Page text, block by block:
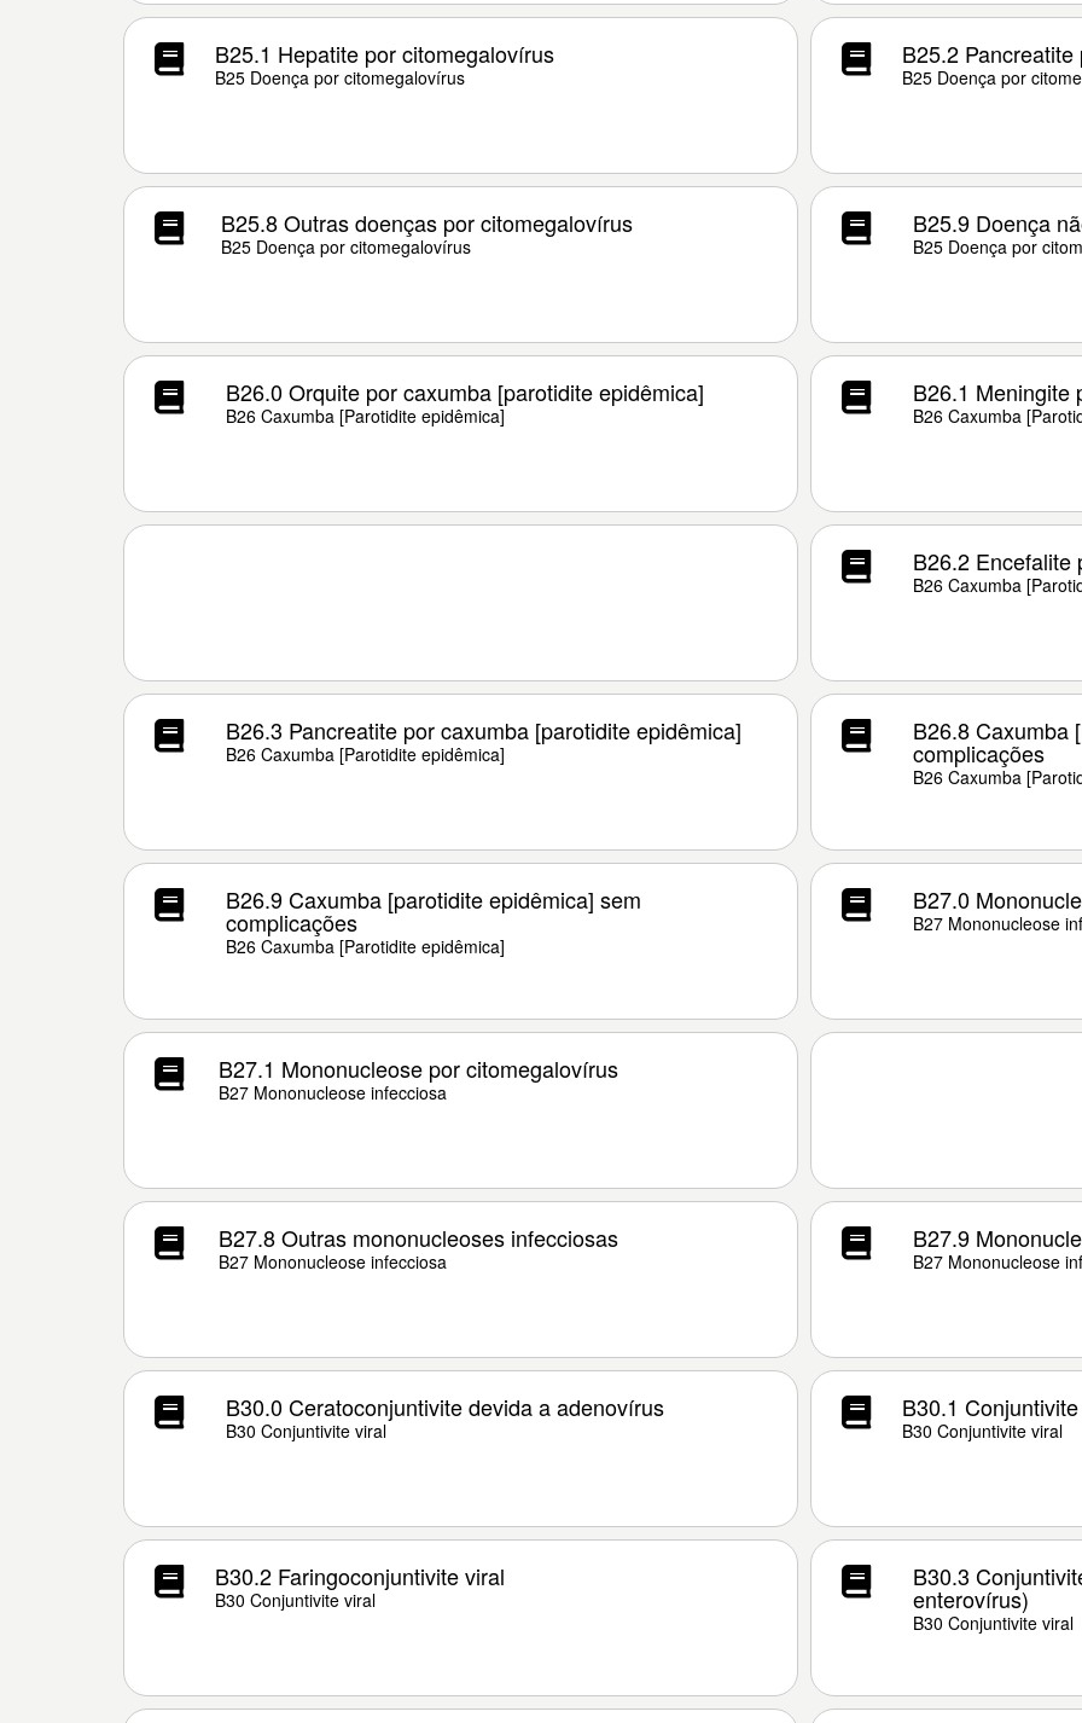
B25.1 Hepatite por citomegalovírus
B25 Doença por citomegalovírus
B25.2
B25 Doença por
B25.8 Outras doenças por citomegalovírus
B25 Doença por citomegalovírus
B25.9 Doença
B25 Doença por
B26.0 Orquite por caxumba [parotidite epidêmica]
B26 Caxumba [Parotidite epidêmica]
B26.1 Meningite
B26 Caxumba
B26.2 Encefalite
B26 Caxumba
B26.3 Pancreatite por caxumba [parotidite epidêmica]
B26 Caxumba [Parotidite epidêmica]
B26.8 Caxumba
complicações
B26 Caxumba
B26.9 Caxumba [parotidite epidêmica] sem
complicações
B26 Caxumba [Parotidite epidêmica]
B27.0
B27 Mononucleose
B27.1 Mononucleose por citomegalovírus
B27 Mononucleose infecciosa
B27.8 Outras mononucleoses infecciosas
B27 Mononucleose infecciosa
B27.9
B27 Mononucleose
B30.0 Ceratoconjuntivite devida a adenovírus
B30 Conjuntivite viral
B30.1
B30 Conjuntivite viral
B30.2 Faringoconjuntivite viral
B30 Conjuntivite viral
B30.3
enterovírus)
B30 Conjuntivite viral